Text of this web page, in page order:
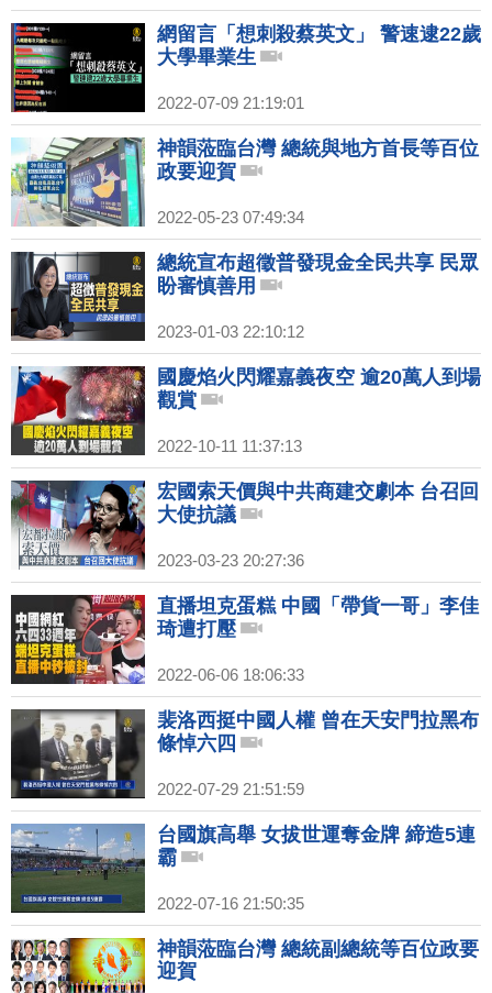
網留言「想刺殺蔡英文」 警速逮22歲
大學畢業生
2022-07-09 21:19:01
神韻蒞臨台灣 總統與地方首長等百位
政要迎賀
2022-05-23 07:49:34
總統宣布超徵普發現金全民共享 民眾
盼審慎善用
2023-01-03 22:10:12
國慶焰火閃耀嘉義夜空 逾20萬人到場
觀賞
2022-10-11 11:37:13
宏國索天價與中共商建交劇本 台召回
大使抗議
2023-03-23 20:27:36
直播坦克蛋糕 中國「帶貨一哥」李佳
琦遭打壓
2022-06-06 18:06:33
裴洛西挺中國人權 曾在天安門拉黑布
條悼六四
2022-07-29 21:51:59
台國旗高舉 女拔世運奪金牌 締造5連
霸
2022-07-16 21:50:35
神韻蒞臨台灣 總統副總統等百位政要
迎賀